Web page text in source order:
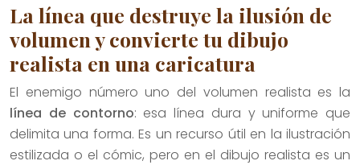
La línea que destruye la ilusión de
volumen y convierte tu dibujo
realista en una caricatura
El enemigo número uno del volumen realista es la
línea de contorno: esa línea dura y uniforme que
delimita una forma. Es un recurso útil en la ilustración
estilizada o el cómic, pero en el dibujo realista es un